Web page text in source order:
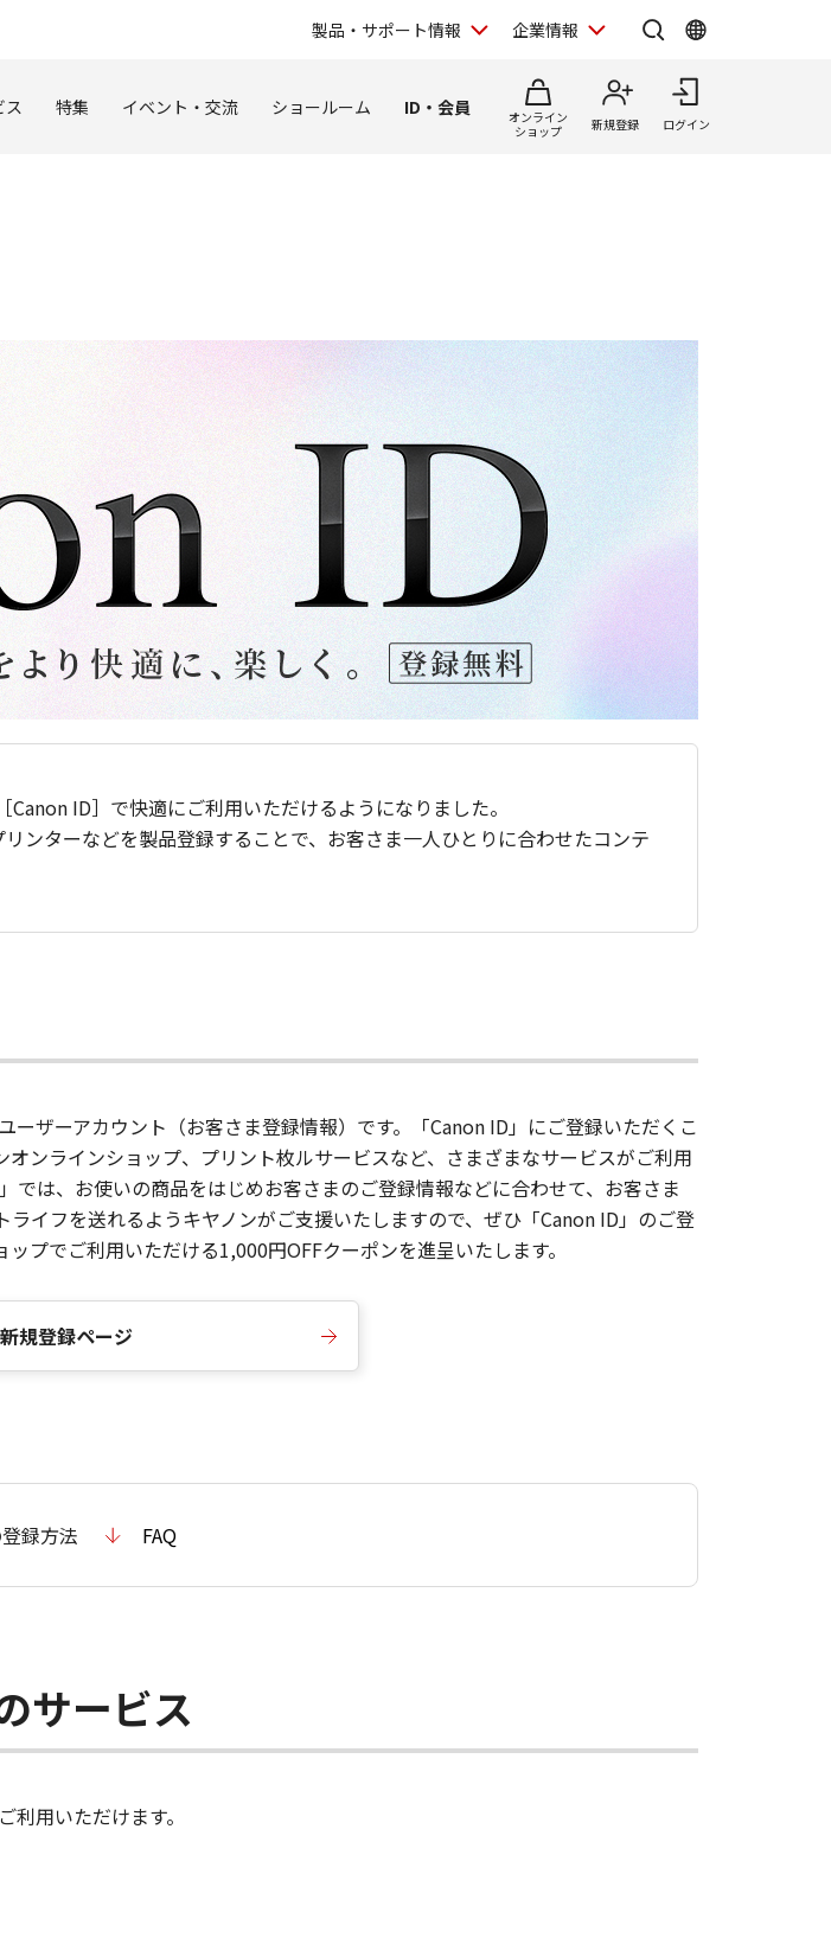
製品・サポート情報 企業情報
ス 特集 イベント・交流 ショールーム ID・会員
オンライン
ショップ
新規登録 ログイン
ID］で快適にご利用いただけるようになりました。
ンターなどを製品登録することで、お客さま一人ひとりに合わせたコンテ
ーザーアカウント（お客さま登録情報）です。「Canon ID」にご登録いただくこ
ンラインショップ、プリント枚ルサービスなど、さまざまなサービスがご利用
は、お使いの商品をはじめお客さまのご登録情報などに合わせて、お客さま
イフを送れるようキヤノンがご支援いたしますので、ぜひ「Canon ID」のご登
プでご利用いただける1,000円OFFクーポンを進呈いたします。
規登録ページ
録方法 FAQ
サービス
用いただけます。